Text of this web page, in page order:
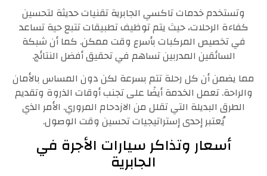
وتستخدم خدمات تاكسي الجابرية تقنيات حديثة لتحسين
كفاءة الرحلات، حيث يتم توظيف تطبيقات تتبع حية تساعد
في تخصيص المركبات بأسرع وقت ممكن. كما أن شبكة
السائقين المدربين تساهم في تحقيق أفضل النتائج.
مما يضمن أن كل رحلة تتم بسرعة لكن دون المساس بالأمان
والراحة. تعمل الخدمة أيضًا على تجنب أوقات الذروة وتقديم
الطرق البديلة التي تقلل من الازدحام المروري. الأمر الذي
يُعتبر إحدى إستراتيجيات تحسين وقت الوصول.
أسعار وتذاكر سيارات الأجرة في
الجابرية